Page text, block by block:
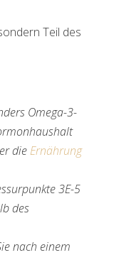
Teil des
Omega-3-
die Ernährung
3E-5
des
nach einem